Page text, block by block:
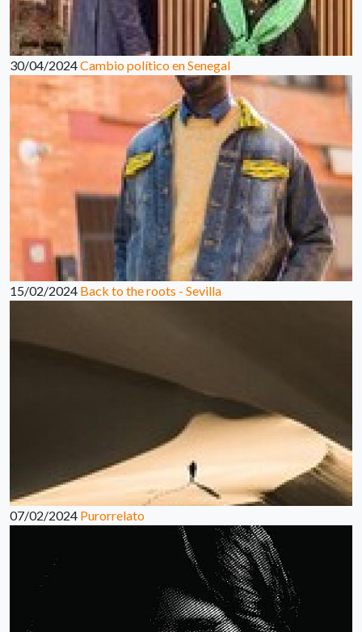
30/04/2024Cambio político en Senegal
15/02/2024 Back to the roots - Sevilla
07/02/2024 Purorrelato